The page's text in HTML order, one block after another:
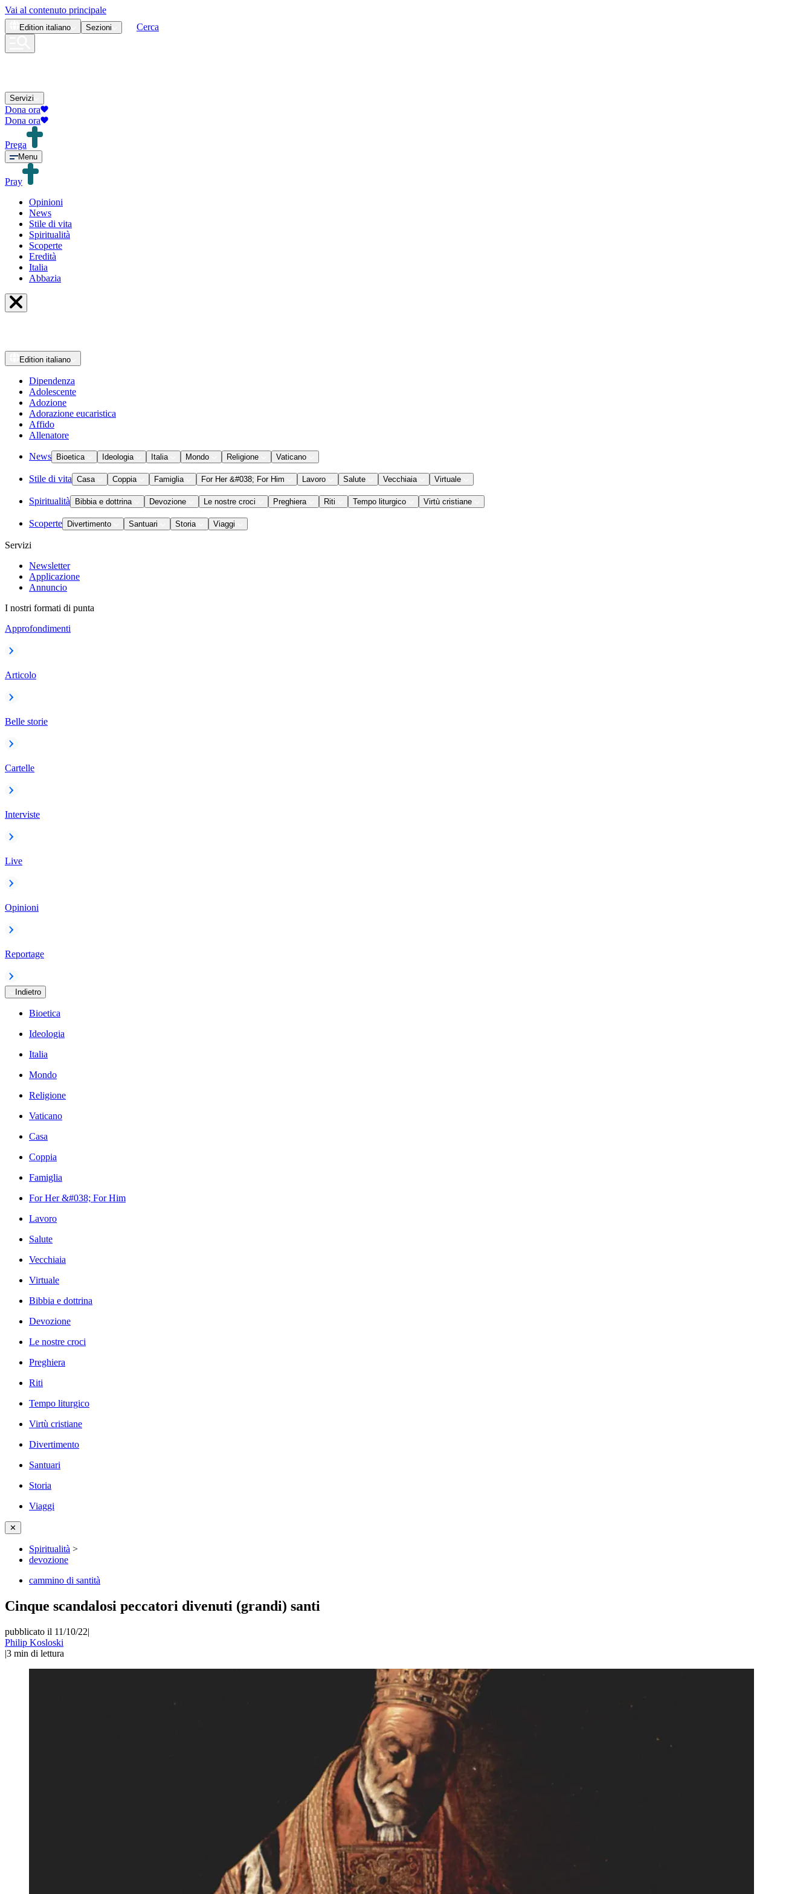
Vai al contenuto principale
Edition italiano Sezioni Cerca
Servizi
Dona ora
Dona ora
Prega
Menu
Pray
Opinioni
News
Stile di vita
Spiritualità
Scoperte
Eredità
Italia
Abbazia
Edition italiano
Dipendenza
Adolescente
Adozione
Adorazione eucaristica
Affido
Allenatore
News Bioetica Ideologia Italia Mondo Religione Vaticano
Stile di vita Casa Coppia Famiglia For Her &#038; For Him Lavoro Salute Vecchiaia Virtuale
Spiritualità Bibbia e dottrina Devozione Le nostre croci Preghiera Riti Tempo liturgico Virtù cristiane
Scoperte Divertimento Santuari Storia Viaggi
Servizi
Newsletter
Applicazione
Annuncio
I nostri formati di punta
Approfondimenti
Articolo
Belle storie
Cartelle
Interviste
Live
Opinioni
Reportage
Indietro
Bioetica
Ideologia
Italia
Mondo
Religione
Vaticano
Casa
Coppia
Famiglia
For Her &#038; For Him
Lavoro
Salute
Vecchiaia
Virtuale
Bibbia e dottrina
Devozione
Le nostre croci
Preghiera
Riti
Tempo liturgico
Virtù cristiane
Divertimento
Santuari
Storia
Viaggi
✕
Spiritualità >
devozione
cammino di santità
Cinque scandalosi peccatori divenuti (grandi) santi
pubblicato il 11/10/22|
Philip Kosloski
|3 min di lettura